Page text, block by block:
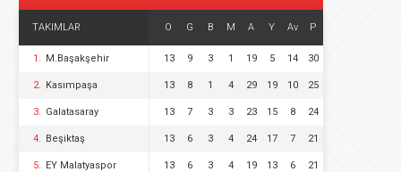
TAKIMLAR O G B M A Y Av P
1. M.Başakşehir 13 9 3 1 19 5 14 30
2. Kasımpaşa 13 8 1 4 29 19 10 25
3. Galatasaray 13 7 3 3 23 15 8 24
4. Beşiktaş 13 6 3 4 24 17 7 21
5. EY Malatyaspor 13 6 3 4 19 13 6 21